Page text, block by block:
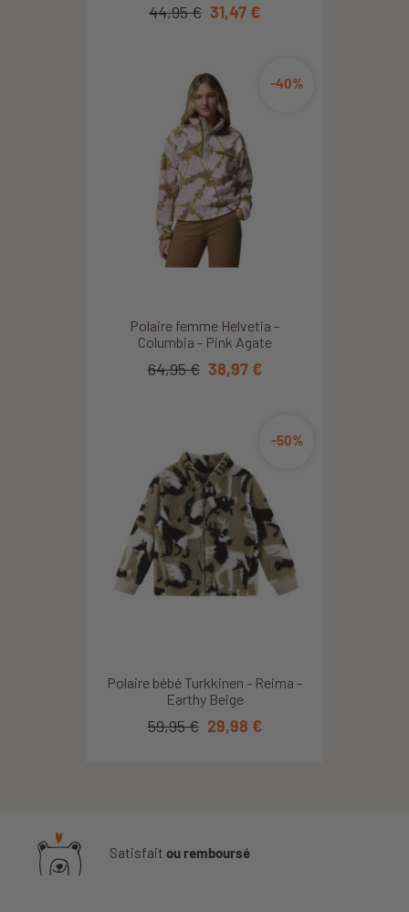
44,95 € 31,47 €
Polaire femme Helvetia -
Columbia - Pink Agate
-40%
64,95 € 38,97 €
Polaire bébé Turkkinen - Reima -
Earthy Beige
-50%
59,95 € 29,98 €
Satisfait ou remboursé